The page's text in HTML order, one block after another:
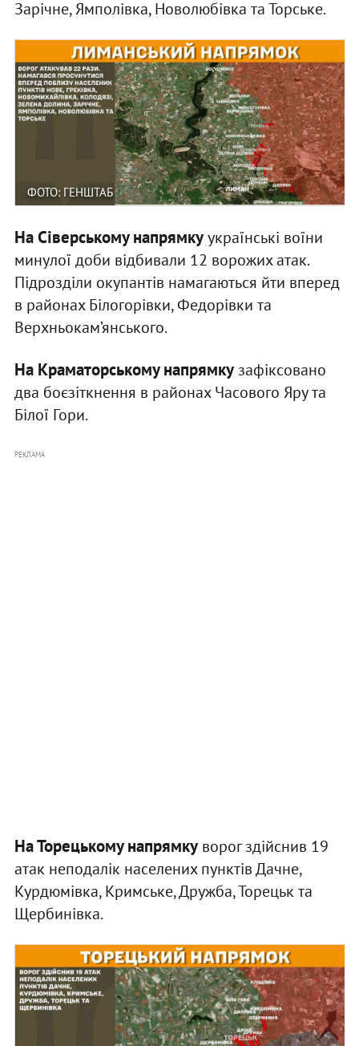
Зарічне, Ямполівка, Новолюбівка та Торське.
ФОТО: ГЕНШТАБ
На Сіверському напрямкуукраїнські воїни
минулої доби відбивали 12 ворожих атак.
Підрозділи окупантів намагаються йти вперед
в районах Білогорівки, Федорівки та
Верхньокам’янського.
На Краматорському напрямкузафіксовано
два боєзіткнення в районах Часового Яру та
Білої Гори.
РЕКЛАМА
На Торецькому напрямкуворог здійснив 19
атак неподалік населених пунктів Дачне,
Курдюмівка, Кримське, Дружба, Торецьк та
Щербинівка.